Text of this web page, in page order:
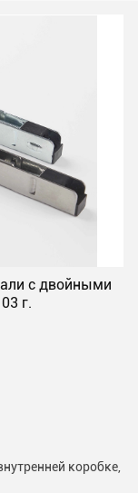
с двойными
г.
коробке,